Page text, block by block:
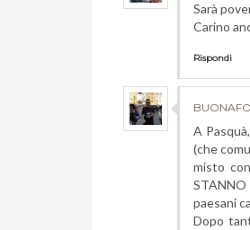
Sarà
Carino
Rispondi
A
(che
misto
paesani
Dopo